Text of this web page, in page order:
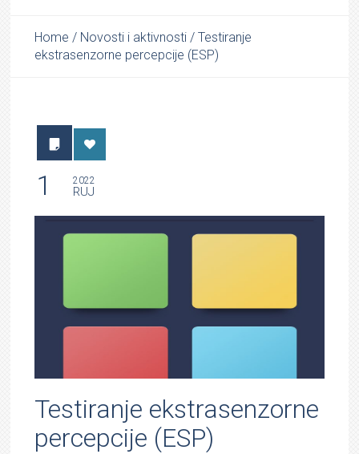
Home / Novosti i aktivnosti /Testiranje
ekstrasenzorne percepcije (ESP)
1 2022
RUJ
Testiranje ekstrasenzorne
percepcije (ESP)